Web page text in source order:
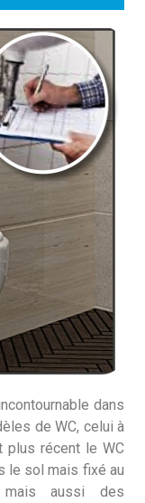
dans
de WC, celui à
plus récent le WC
le sol mais fixé au
mais aussi des